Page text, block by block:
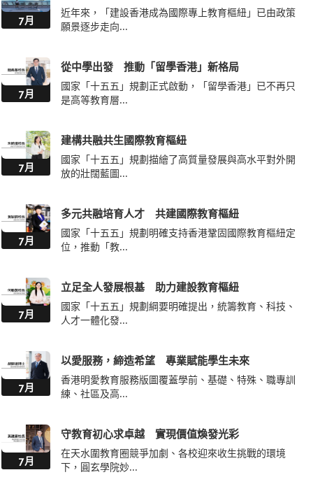
7月
近年來，「建設香港成為國際專上教育樞紐」已由政策
願景逐步走向...
7月
從中學出發 推動「留學香港」新格局
國家「十五五」規劃正式啟動，「留學香港」已不再只
是高等教育層...
7月
建構共融共生國際教育樞紐
國家「十五五」規劃描繪了高質量發展與高水平對外開
放的壯闊藍圖...
7月
多元共融培育人才 共建國際教育樞紐
國家「十五五」規劃明確支持香港鞏固國際教育樞紐定
位，推動「教...
7月
立足全人發展根基 助力建設教育樞紐
國家「十五五」規劃綱要明確提出，統籌教育、科技、
人才一體化發...
7月
以愛服務，締造希望 專業賦能學生未來
香港明愛教育服務版圖覆蓋學前、基礎、特殊、職專訓
練、社區及高...
7月
守教育初心求卓越 實現價值煥發光彩
在天水圍教育圈競爭加劇、各校迎來收生挑戰的環境
下，圓玄學院妙...